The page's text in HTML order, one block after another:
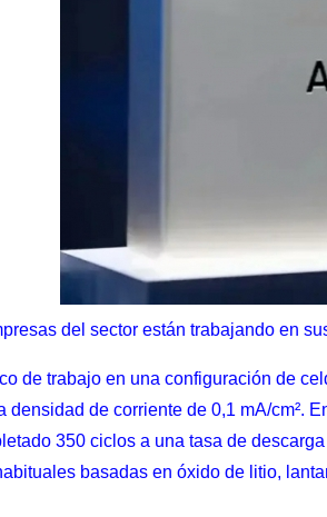
del sector están trabajando en
de trabajo en una configuración de
densidad de corriente de 0,1 mA/cm².
350 ciclos a una tasa de
basadas en óxido de litio,